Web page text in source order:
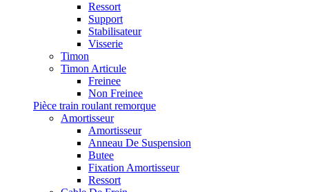
Ressort
Support
Stabilisateur
Visserie
Timon
Timon Articule
Freinee
Non Freinee
Pièce train roulant remorque
Amortisseur
Amortisseur
Anneau De Suspension
Butee
Fixation Amortisseur
Ressort